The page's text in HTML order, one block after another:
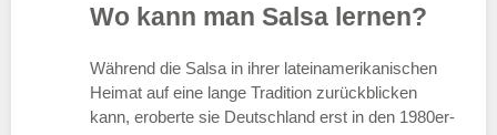
Wo kann man Salsa lernen?
Während die Salsa in ihrer lateinamerikanischen
Heimat auf eine lange Tradition zurückblicken
kann, eroberte sie Deutschland erst in den 1980er-